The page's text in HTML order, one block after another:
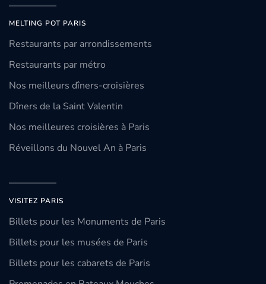
MELTING POT PARIS
Restaurants par arrondissements
Restaurants par métro
Nos meilleurs dîners-croisières
Dîners de la Saint Valentin
Nos meilleures croisières à Paris
Réveillons du Nouvel An à Paris
VISITEZ PARIS
Billets pour les Monuments de Paris
Billets pour les musées de Paris
Billets pour les cabarets de Paris